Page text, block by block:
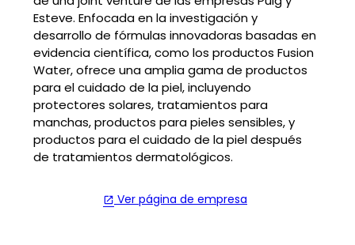
Esteve. Enfocada en la investigación y
desarrollo de fórmulas innovadoras basadas en
evidencia científica, como los productos Fusion
Water, ofrece una amplia gama de productos
para el cuidado de la piel, incluyendo
protectores solares, tratamientos para
manchas, productos para pieles sensibles, y
productos para el cuidado de la piel después
de tratamientos dermatológicos.
open_in_new Ver página de empresa